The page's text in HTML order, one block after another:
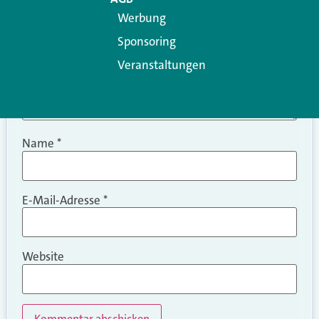
Name *
E-Mail-Adresse *
Website
Werbung
Sponsoring
Veranstaltungen